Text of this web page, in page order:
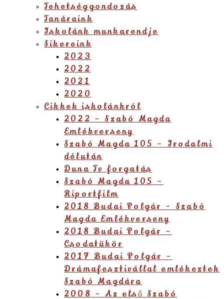
Tehetséggondozás
Tanáraink
Iskolánk munkarendje
Sikereink
2023
2022
2021
2020
Cikkek iskolánkról
2022 – Szabó Magda
Emlékverseny
Szabó Magda 105 – Irodalmi
délután
Duna Tv forgatás
Szabó Magda 105 –
Riportfilm
2018 Budai Polgár – Szabó
Magda Emlékverseny
2018 Budai Polgár –
Csodatükör
2017 Budai Polgár –
Drámafesztivállal emlékeztek
Szabó Magdára
2008 – Az első Szabó